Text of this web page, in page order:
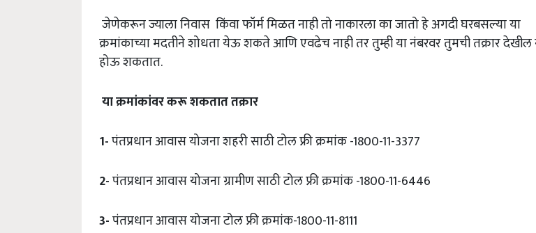
जेणेकरून ज्याला निवास किंवा फॉर्म मिळत नाही तो नाकारला का जातो हे अगदी घरबसल्या या
क्रमांकाच्या मदतीने शोधता येऊ शकते आणि एवढेच नाही तर तुम्ही या नंबरवर तुमची तक्रार देखील
होऊ शकतात.
याक्रमांकांवरकरूशकताततक्रार
1-पंतप्रधान आवास योजना शहरी साठी टोल फ्री क्रमांक -1800-11-3377
2-पंतप्रधान आवास योजना ग्रामीण साठी टोल फ्री क्रमांक -1800-11-6446
3-पंतप्रधान आवास योजना टोल फ्री क्रमांक-1800-11-8111